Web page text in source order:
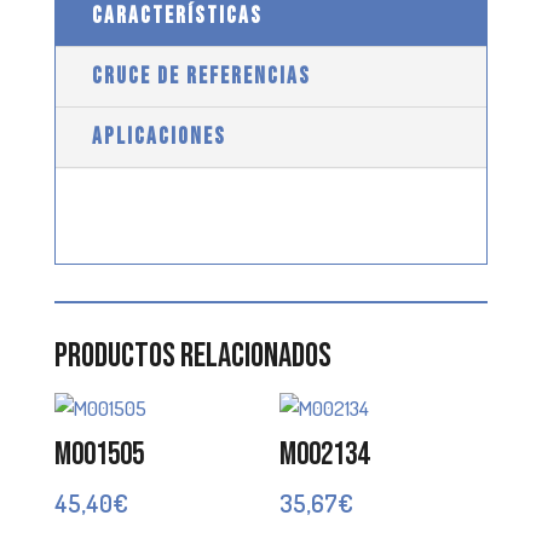
CARACTERÍSTICAS
CRUCE DE REFERENCIAS
APLICACIONES
Productos relacionados
M001505
45,40€
M002134
35,67€